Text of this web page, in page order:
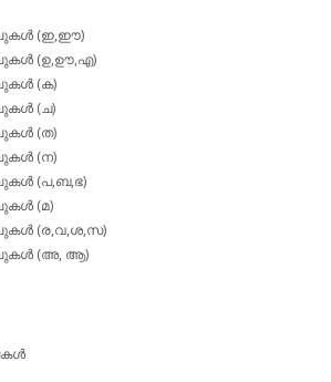
(ഇ,ഈ)
(ഉ,ഊ,എ)
(ക)
(ച)
(ത)
(ന)
(പ,ബ,ഭ)
(മ)
(ര,വ,ശ,സ)
(അ, ആ)